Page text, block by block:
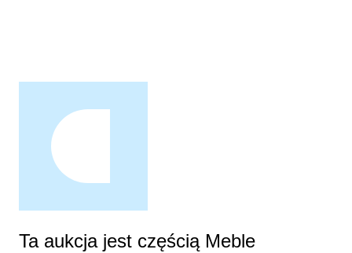
Ta aukcja jest częścią Meble